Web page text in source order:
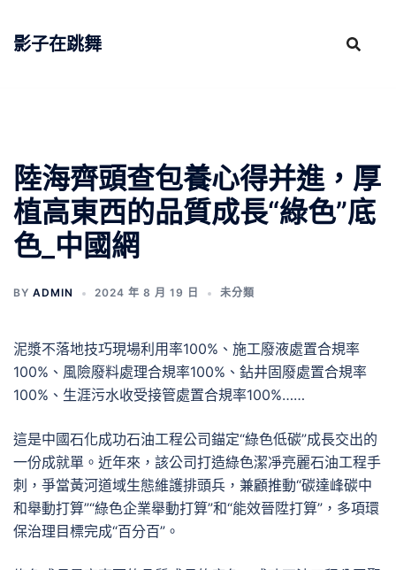
影子在跳舞
陸海齊頭查包養心得并進，厚
植高東西的品質成長“綠色”底
色_中國網
BY ADMIN 2024 年 8 月 19 日 未分類
泥漿不落地技巧現場利用率100%、施工廢液處置合規率
100%、風險廢料處理合規率100%、鉆井固廢處置合規率
100%、生涯污水收受接管處置合規率100%……
這是中國石化成功石油工程公司錨定“綠色低碳”成長交出的
一份成就單。近年來，該公司打造綠色潔凈亮麗石油工程手
刺，爭當黃河道域生態維護排頭兵，兼顧推動“碳達峰碳中
和舉動打算”“綠色企業舉動打算”和“能效晉陞打算”，多項環
保治理目標完成“百分百”。